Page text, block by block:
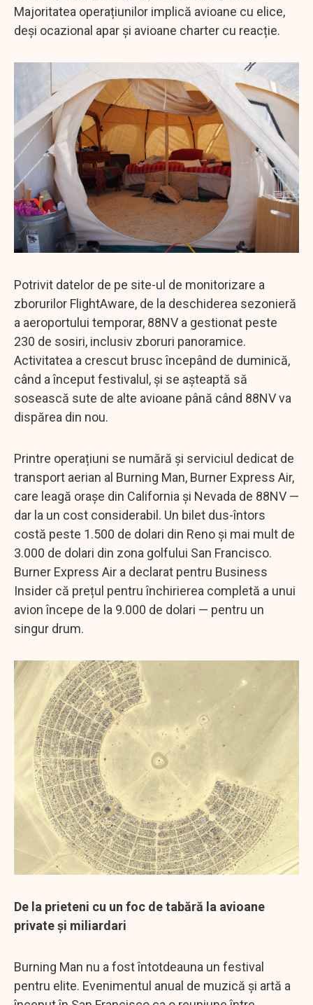
Majoritatea operațiunilor implică avioane cu elice,
deși ocazional apar și avioane charter cu reacție.
Potrivit datelor de pe site-ul de monitorizare a
zborurilor FlightAware, de la deschiderea sezonieră
a aeroportului temporar, 88NV a gestionat peste
230 de sosiri, inclusiv zboruri panoramice.
Activitatea a crescut brusc începând de duminică,
când a început festivalul, și se așteaptă să
sosească sute de alte avioane până când 88NV va
dispărea din nou.
Printre operațiuni se numără și serviciul dedicat de
transport aerian al Burning Man, Burner Express Air,
care leagă orașe din California și Nevada de 88NV —
dar la un cost considerabil. Un bilet dus-întors
costă peste 1.500 de dolari din Reno și mai mult de
3.000 de dolari din zona golfului San Francisco.
Burner Express Air a declarat pentru Business
Insider că prețul pentru închirierea completă a unui
avion începe de la 9.000 de dolari — pentru un
singur drum.
De la prieteni cu un foc de tabără la avioane
private și miliardari
Burning Man nu a fost întotdeauna un festival
pentru elite. Evenimentul anual de muzică și artă a